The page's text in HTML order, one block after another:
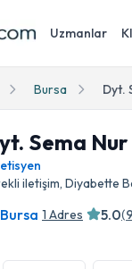
Uzmanlar
Bursa Dyt.
Sema
iletişim, Diyabette
Bursa 1 Adres 5.0(9